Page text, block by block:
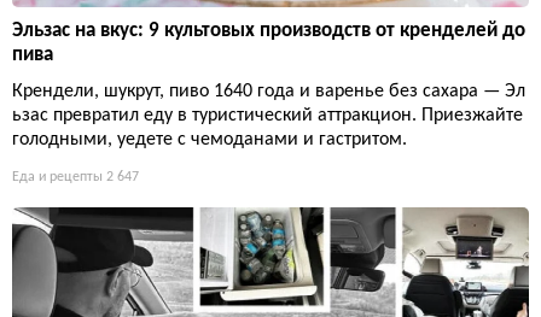
Эльзас на вкус: 9 культовых производств от кренделей до
пива
Крендели, шукрут, пиво 1640 года и варенье без сахара — Эл
ьзас превратил еду в туристический аттракцион. Приезжайте
голодными, уедете с чемоданами и гастритом.
Еда и рецепты 2 647